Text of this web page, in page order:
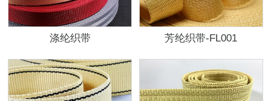
涤纶织带 芳纶织带-FL001